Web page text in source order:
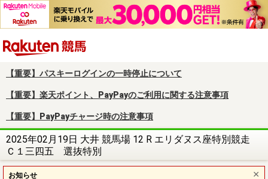
【重要】パスキーログインの一時停止について
【重要】楽天ポイント、PayPayのご利用に関する注意事項
【重要】PayPayチャージ時の注意事項
2025年02月19日 大井 競馬場 12 R エリダヌス座特別競走
Ｃ１三四五 選抜特別
お知らせ